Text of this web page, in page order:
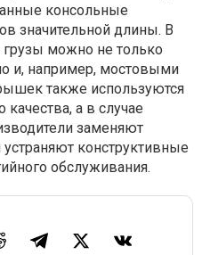
консольные
значительной длины. В
грузы можно не только
и, например, мостовыми
также используются
а в случае
заменяют
конструктивные
обслуживания.